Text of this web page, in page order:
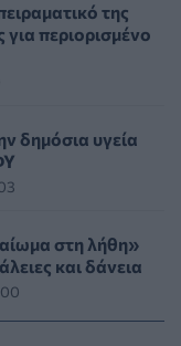
της διασποράς
13
οικόσιτα και
Αττική
της
περιορισμένο
δημόσια υγεία
στη λήθη»
και δάνεια